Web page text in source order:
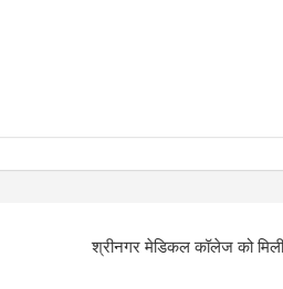
श्रीनगर मेडिकल कॉलेज को